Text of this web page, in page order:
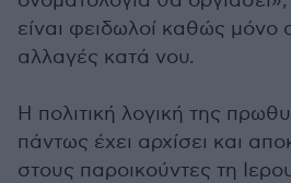
είναι φειδωλοί καθώς μόνο
αλλαγές κατά νου.
Η πολιτική λογική της
πάντως έχει αρχίσει και
στους παροικούντες τη